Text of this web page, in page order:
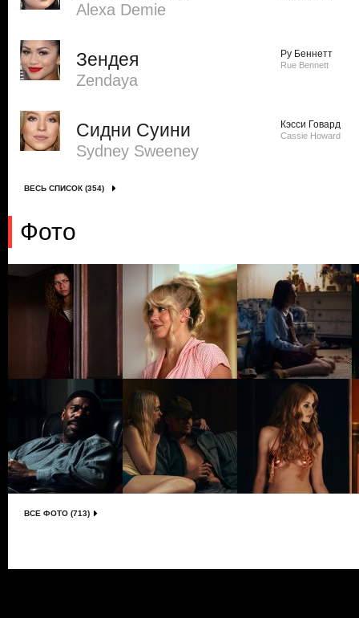
Alexa Demie
Зендея
Zendaya
Ру Беннетт
Rue Bennett
Сидни Суини
Sydney Sweeney
Кэсси Говард
Cassie Howard
ВЕСЬ СПИСОК (354)
Фото
ВСЕ ФОТО (713)